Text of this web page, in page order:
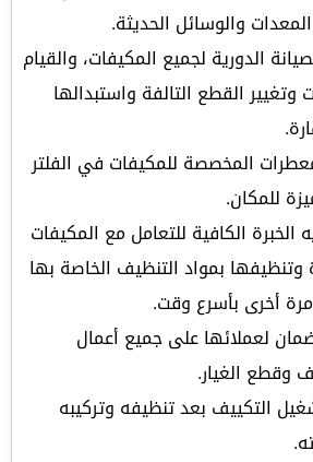
والوسائل الحديثة.
الدورية لجميع المكيفات، والقيام
وتغيير القطع التالفة واستبدالها
المخصصة للمكيفات في الفلتر
للمكان.
الخبرة الكافية للتعامل مع المكيفات
وتنظيفها بمواد التنظيف الخاصة بها
مرة أخرى بأسرع وقت.
لعملائها على جميع أعمال
وقطع الغيار.
التكييف بعد تنظيفه وتركيبه